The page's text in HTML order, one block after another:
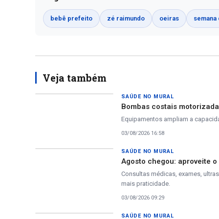
bebê prefeito zé raimundo oeiras semana
Veja também
SAÚDE NO MURAL
Bombas costais
Equipamentos ampliam a
03/08/2026 16:58
SAÚDE NO MURAL
Agosto chegou: aproveite
Consultas médicas, exames,
mais praticidade.
03/08/2026 09:29
SAÚDE NO MURAL